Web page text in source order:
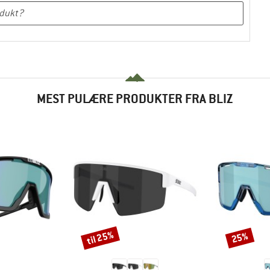
MEST PULÆRE PRODUKTER FRA BLIZ
Rabat
til 25% Rabat
25%